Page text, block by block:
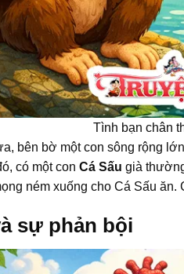
Tình bạn chân
bên bờ một con sông rộng
có một con Cá Sấu già
ném xuống cho Cá Sấu
sự phản bội